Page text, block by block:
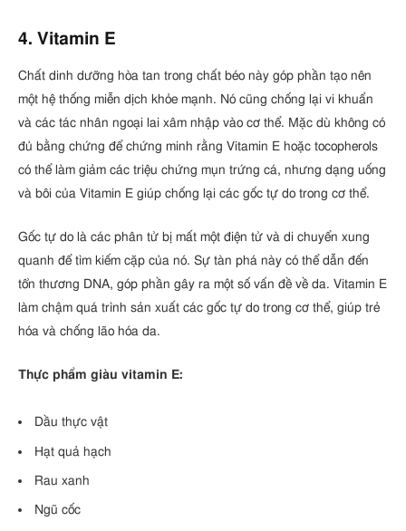
4. Vitamin E
Chất dinh dưỡng hòa tan trong chất béo này góp phần tạo nên
một hệ thống miễn dịch khỏe mạnh. Nó cũng chống lại vi khuẩn
và các tác nhân ngoại lai xâm nhập vào cơ thể. Mặc dù không có
đủ bằng chứng để chứng minh rằng Vitamin E hoặc tocopherols
có thể làm giảm các triệu chứng mụn trứng cá, nhưng dạng uống
và bôi của Vitamin E giúp chống lại các gốc tự do trong cơ thể.
Gốc tự do là các phân tử bị mất một điện tử và di chuyển xung
quanh để tìm kiếm cặp của nó. Sự tàn phá này có thể dẫn đến
tổn thương DNA, góp phần gây ra một số vấn đề về da. Vitamin E
làm chậm quá trình sản xuất các gốc tự do trong cơ thể, giúp trẻ
hóa và chống lão hóa da.
Thực phẩm giàu vitamin E:
Dầu thực vật
Hạt quả hạch
Rau xanh
Ngũ cốc